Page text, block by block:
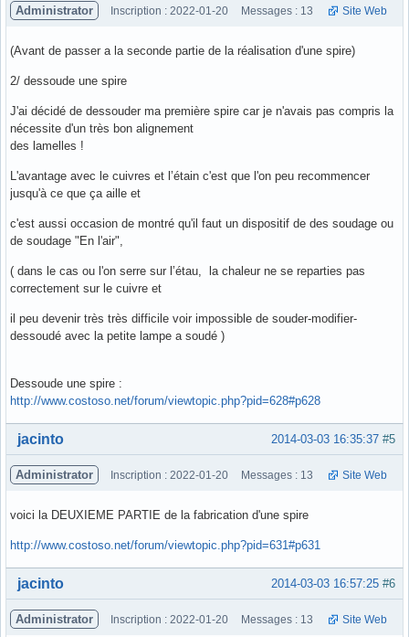
Administrator Inscription : 2022-01-20 Messages : 13 Site Web
(Avant de passer a la seconde partie de la réalisation d'une spire)
2/ dessoude une spire
J'ai décidé de dessouder ma première spire car je n'avais pas compris la
nécessite d'un très bon alignement
des lamelles !
L'avantage avec le cuivres et l’étain c'est que l'on peu recommencer
jusqu'à ce que ça aille et
c'est aussi occasion de montré qu'il faut un dispositif de des soudage ou
de soudage "En l'air",
( dans le cas ou l'on serre sur l’étau, la chaleur ne se reparties pas
correctement sur le cuivre et
il peu devenir très très difficile voir impossible de souder-modifier-
dessoudé avec la petite lampe a soudé )
Dessoude une spire :
http://www.costoso.net/forum/viewtopic.php?pid=628#p628
Hors ligne #5
2014-03-03 16:35:37
jacinto
Administrator Inscription : 2022-01-20 Messages : 13 Site Web
voici la DEUXIEME PARTIE de la fabrication d'une spire
http://www.costoso.net/forum/viewtopic.php?pid=631#p631
Hors ligne #6
2014-03-03 16:57:25
jacinto
Administrator Inscription : 2022-01-20 Messages : 13 Site Web